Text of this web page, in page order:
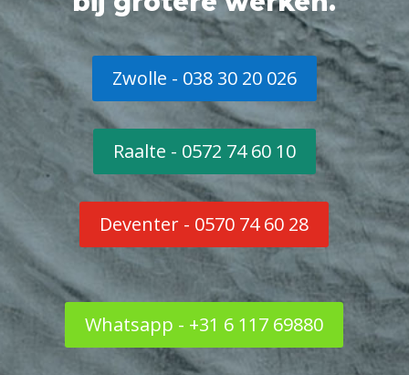
Zwolle - 038 30 20 026
Raalte - 0572 74 60 10
Deventer - 0570 74 60 28
Whatsapp - +31 6 117 69880